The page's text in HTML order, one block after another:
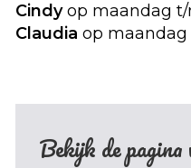
Cindyop maandag t/
Claudia op
Bekijk de pagina